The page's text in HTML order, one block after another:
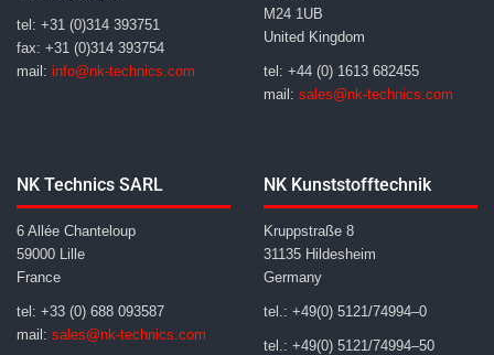
tel: +31 (0)314 393751
fax: +31 (0)314 393754
mail: info@nk-technics.com
M24 1UB
United Kingdom
tel: +44 (0) 1613 682455
mail: sales@nk-technics.com
NK Technics SARL
6 Allée Chanteloup
59000 Lille
France
tel: +33 (0) 688 093587
mail: sales@nk-technics.com
NK Kunststofftechnik
Kruppstraße 8
31135 Hildesheim
Germany
tel.: +49(0) 5121/74994–0
tel.: +49(0) 5121/74994–50